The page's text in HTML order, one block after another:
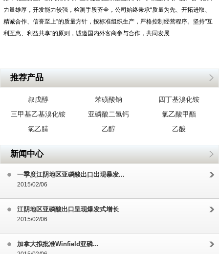
力量雄厚，开发能力较强，检测手段齐全，公司始终秉承“质量为先、开拓进取、
精诚合作、信誉至上”的质量方针，按标准组织生产，严格控制经营程序。坚持"互
利互惠、利益共享"的原则，诚邀国内外客商参与合作，共同发展……
推荐产品
叔戊醇 苯磺酸钠
四丁基溴化铵
三甲基乙基溴化铵
亚磷酸二氢钙
氯乙酸甲酯
氯乙腈
乙醇 乙酸
新闻中心
一季度江阴地区亚磷酸出口出现暴发...
2015/02/06
江阴地区亚磷酸出口呈现爆发式增长
2015/02/06
加拿大拟批准Winfield亚磷...